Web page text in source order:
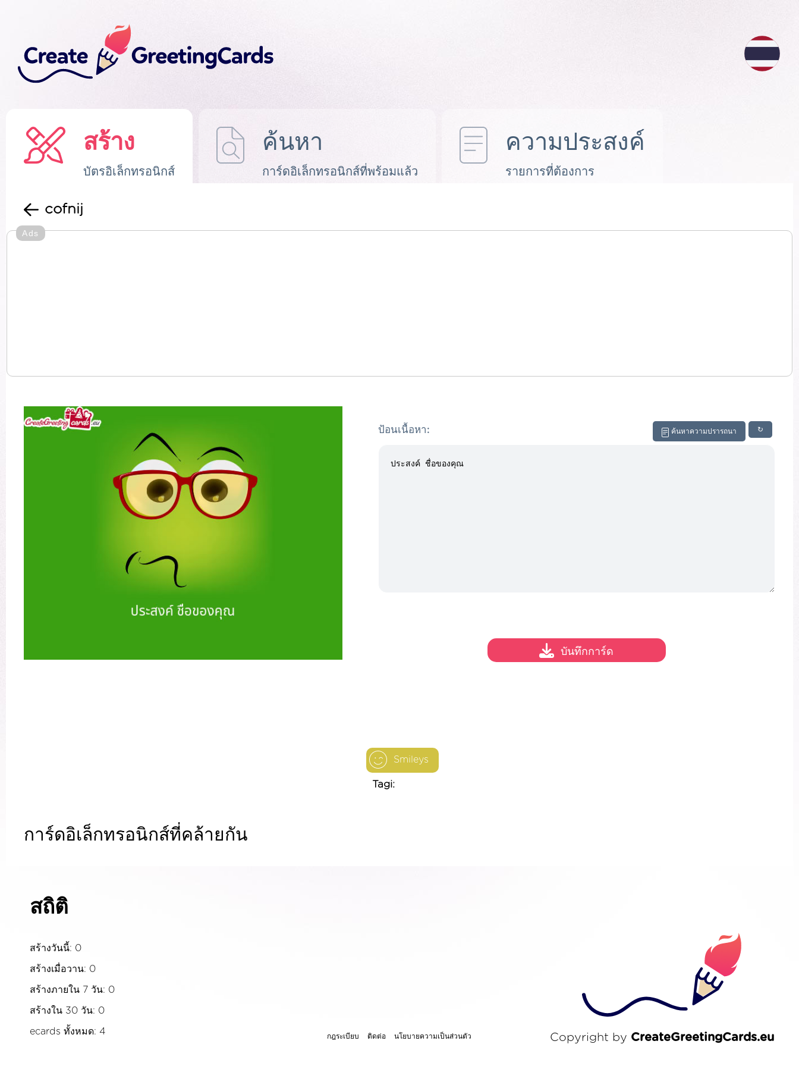
สร้าง
บัตรอิเล็กทรอนิกส์
ค้นหา
การ์ดอิเล็กทรอนิกส์ที่พร้อมแล้ว
ความประสงค์
รายการที่ต้องการ
cofnij
Ads
↻
ค้นหาความปรารถนา
ป้อนเนื้อหา:
Smileys
Tagi:
บันทึกการ์ด
การ์ดอิเล็กทรอนิกส์ที่คล้ายกัน
สถิติ
สร้างวันนี้: 0
สร้างเมื่อวาน: 0
สร้างภายใน 7 วัน: 0
สร้างใน 30 วัน: 0
ecards ทั้งหมด: 4 กฎระเบียบ ติดต่อ นโยบายความเป็นส่วนตัว Copyright by CreateGreetingCards.eu